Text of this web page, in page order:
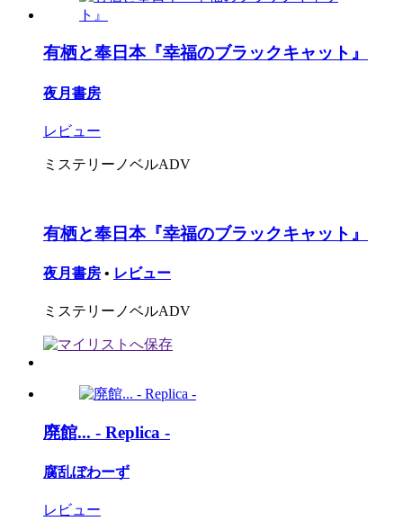
有栖と奉日本『幸福のブラックキャット』
夜月書房
レビュー
ミステリーノベルADV
有栖と奉日本『幸福のブラックキャット』
夜月書房 • レビュー
ミステリーノベルADV
廃館... - Replica -
腐乱ぼわーず
レビュー